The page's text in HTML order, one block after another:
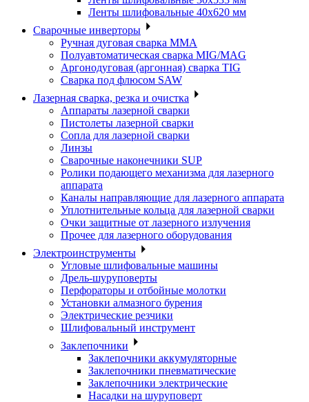
Ленты шлифовальные 40х620 мм
Сварочные инверторы
Ручная дуговая сварка MMA
Полуавтоматическая сварка MIG/MAG
Аргонодуговая (аргонная) сварка TIG
Сварка под флюсом SAW
Лазерная сварка, резка и очистка
Аппараты лазерной сварки
Пистолеты лазерной сварки
Сопла для лазерной сварки
Линзы
Сварочные наконечники SUP
Ролики подающего механизма для лазерного
аппарата
Каналы направляющие для лазерного аппарата
Уплотнительные кольца для лазерной сварки
Очки защитные от лазерного излучения
Прочее для лазерного оборудования
Электроинструменты
Угловые шлифовальные машины
Дрель-шуруповерты
Перфораторы и отбойные молотки
Установки алмазного бурения
Электрические резчики
Шлифовальный инструмент
Заклепочники
Заклепочники аккумуляторные
Заклепочники пневматические
Заклепочники электрические
Насадки на шуруповерт